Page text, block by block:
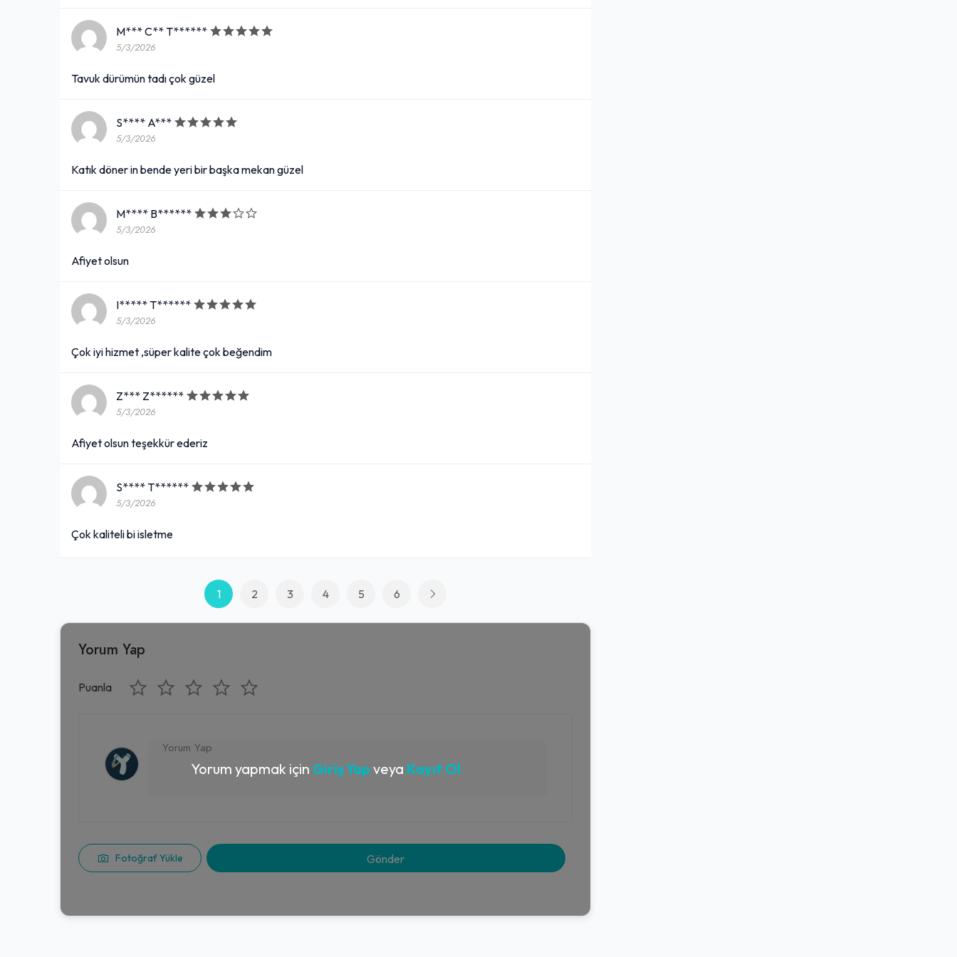
M*** C** T******
5/3/2026
Tavuk dürümün tadı çok güzel
S**** A***
5/3/2026
Katık döner in bende yeri bir başka mekan güzel
M**** B******
5/3/2026
Afiyet olsun
I***** T******
5/3/2026
Çok iyi hizmet ,süper kalite çok beğendim
Z*** Z******
5/3/2026
Afiyet olsun teşekkür ederiz
S**** T******
5/3/2026
Çok kaliteli bi isletme
1 2 3 4 5 6
Yorum Yap
Puanla
Fotoğraf Yükle
Yorum yapmak için Giriş Yap veya Kayıt Ol